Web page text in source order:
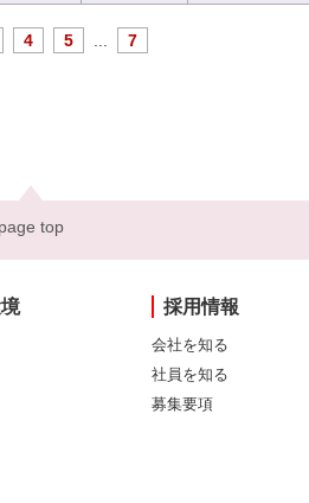
4 5 7
page top
採用情報
会社を知る
社員を知る
募集要項